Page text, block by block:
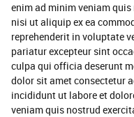
enim ad minim veniam
nisi ut aliquip ex ea
reprehenderit in voluptate
pariatur excepteur sint
culpa qui officia deserunt
dolor sit amet consectetur
incididunt ut labore et
veniam quis nostrud